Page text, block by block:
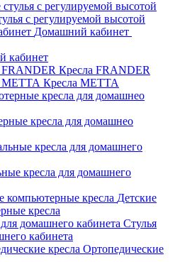
с регулируемой высотой
Домашний кабинет
кабинет
Кресла FRANDER
Кресла METTA
кресла для домашнео
кресла для домашнего
Детские
кресла
Стулья
кабинета
Ортопедические